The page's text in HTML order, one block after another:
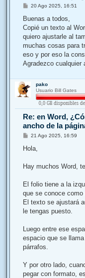
o
n
a
d
o
M
n
a
j
20 Ago 2025, 16:51
Buenas a todos,
Copié un texto al
quiero ajustarle al
muchas cosas para
eso y por eso la
Agradezco cualquier
pako
Usuario Bill Gates
Re: en Word,
ancho de la
M
n
j
e
21 Ago 2025, 16:59
Hola,
Hay muchos Word,
El folio tiene a la
que se conoce como
El texto se ajustará
le tengas puesto.
Luego entre ese
espacio que se
párrafos.
Y por otro lado,
pegar con formato,